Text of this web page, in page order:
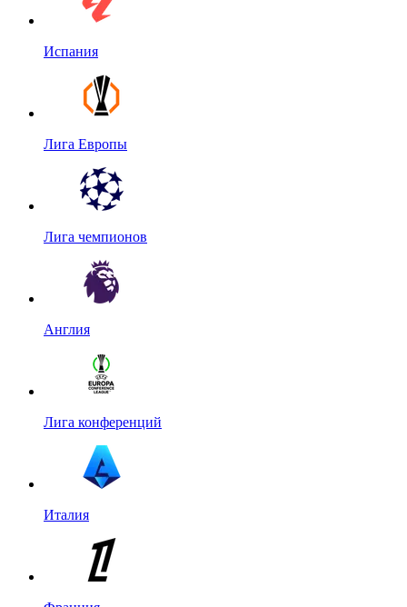
Испания
Лига Европы
Лига чемпионов
Англия
Лига конференций
Италия